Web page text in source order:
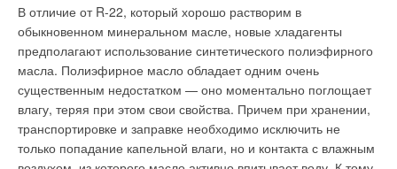
В отличие от R-22, который хорошо растворим в
обыкновенном минеральном масле, новые хладагенты
предполагают использование синтетического полиэфирного
масла. Полиэфирное масло обладает одним очень
существенным недостатком — оно моментально поглощает
влагу, теряя при этом свои свойства. Причем при хранении,
транспортировке и заправке необходимо исключить не
только попадание капельной влаги, но и контакта с влажным
Покрытие пола
Нагревательный кабель можно устанавливать в стяжку
практически под любое покрытие пола. Прежде чем
использовать клеящие составы, проконсультируйтесь с
производителем покрытия. При установке деревянных или
аналогичных по структуре полов непосредственно на
бетонную стяжку с нагревательным кабелем, необходимо
соблюдать инструкции производителя покрытия и
Расчетная продолжительность срока службы трубопроводов
составляет не менее 50 лет, и в зависимости от рабочего
давления температура теплоносителя может достигать 95°C,
а также возможно кратковременное повышение температуры
до 100°C. Полипропиленовые трубы экологически чисты, что
обуславливает их широкое применение в системах
холодного и горячего водоснабжения в жилых,